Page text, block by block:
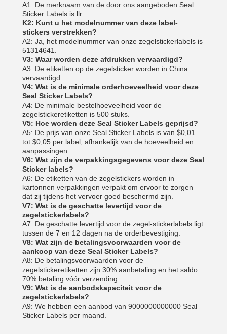
A1: De merknaam van de door ons aangeboden Seal
Sticker Labels is llr.
K2: Kunt u het modelnummer van deze label-
stickers verstrekken?
A2: Ja, het modelnummer van onze zegelstickerlabels is
51314641.
V3: Waar worden deze afdrukken vervaardigd?
A3: De etiketten op de zegelsticker worden in China
vervaardigd.
V4: Wat is de minimale orderhoeveelheid voor deze
Seal Sticker Labels?
A4: De minimale bestelhoeveelheid voor de
zegelstickeretiketten is 500 stuks.
V5: Hoe worden deze Seal Sticker Labels geprijsd?
A5: De prijs van onze Seal Sticker Labels is van $0,01
tot $0,05 per label, afhankelijk van de hoeveelheid en
aanpassingen.
V6: Wat zijn de verpakkingsgegevens voor deze Seal
Sticker labels?
A6: De etiketten van de zegelstickers worden in
kartonnen verpakkingen verpakt om ervoor te zorgen
dat zij tijdens het vervoer goed beschermd zijn.
V7: Wat is de geschatte levertijd voor de
zegelstickerlabels?
A7: De geschatte levertijd voor de zegel-stickerlabels ligt
tussen de 7 en 12 dagen na de orderbevestiging.
V8: Wat zijn de betalingsvoorwaarden voor de
aankoop van deze Seal Sticker Labels?
A8: De betalingsvoorwaarden voor de
zegelstickeretiketten zijn 30% aanbetaling en het saldo
70% betaling vóór verzending.
V9: Wat is de aanbodskapaciteit voor de
zegelstickerlabels?
A9: We hebben een aanbod van 9000000000000 Seal
Sticker Labels per maand.